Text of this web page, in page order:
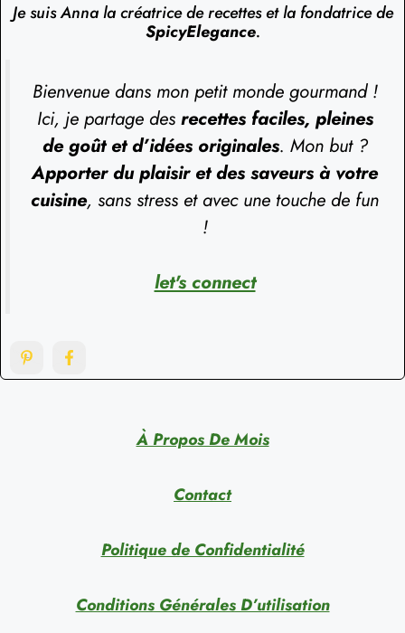
Je suis Anna la créatrice de recettes et la fondatrice de
SpicyElegance.
Bienvenue dans mon petit monde gourmand !
Ici, je partage des recettes faciles, pleines
de goût et d’idées originales. Mon but ?
Apporter du plaisir et des saveurs à votre
cuisine, sans stress et avec une touche de fun
!
let's connect
À Propos De Mois
Contact
Politique de Confidentialité
Conditions Générales D’utilisation